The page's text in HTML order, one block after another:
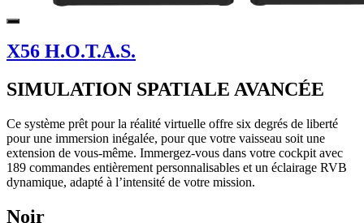
X56 H.O.T.A.S.
SIMULATION SPATIALE AVANCÉE
Ce système prêt pour la réalité virtuelle offre six degrés de liberté
pour une immersion inégalée, pour que votre vaisseau soit une
extension de vous-même. Immergez-vous dans votre cockpit avec
189 commandes entièrement personnalisables et un éclairage RVB
dynamique, adapté à l’intensité de votre mission.
Noir